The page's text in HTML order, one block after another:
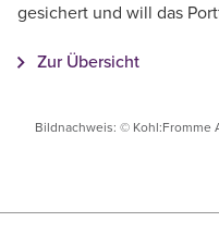
gesichert und will das
Zur Übersicht
Bildnachweis: © Kohl:Fromme